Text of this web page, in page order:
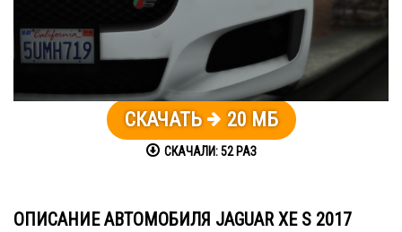
СКАЧАТЬ 20 МБ
СКАЧАЛИ:52РАЗ
ОПИСАНИЕ АВТОМОБИЛЯ JAGUAR XE S 2017